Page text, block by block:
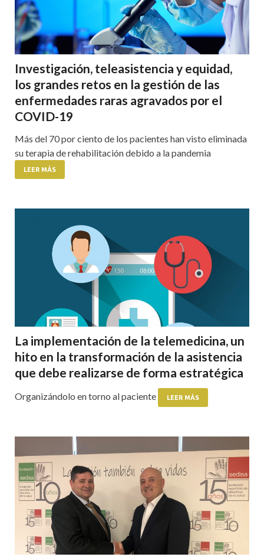
Investigación, teleasistencia y equidad,
los grandes retos en la gestión de las
enfermedades raras agravados por el
COVID-19
Más del 70 por ciento de los pacientes han visto eliminada
su terapia de rehabilitación debido a la pandemia
LEER MÁS
La implementación de la telemedicina, un
hito en la transformación de la asistencia
que debe realizarse de forma estratégica
Organizándolo en torno al paciente LEER MÁS